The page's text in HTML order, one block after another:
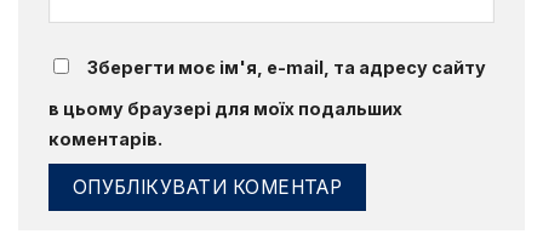
Зберегти моє ім'я, e-mail, та адресу сайту
в цьому браузері для моїх подальших
коментарів.